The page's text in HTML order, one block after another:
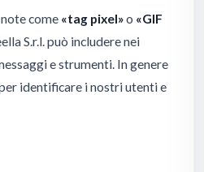
come «tag pixel»o «GIF
S.r.l. può includere nei
e strumenti. In genere
identificare i nostri utenti e